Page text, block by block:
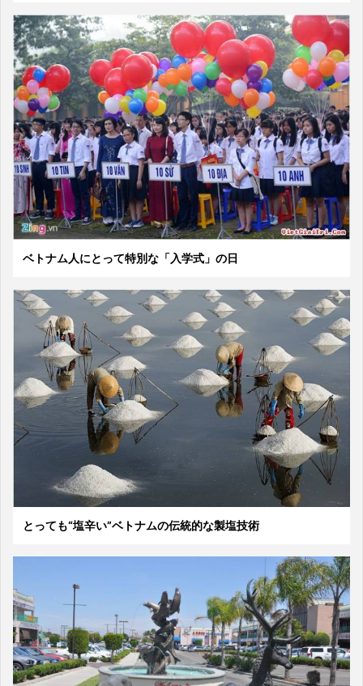
ベトナム人にとって特別な「入学式」の日
とっても“塩辛い”ベトナムの伝統的な製塩技術